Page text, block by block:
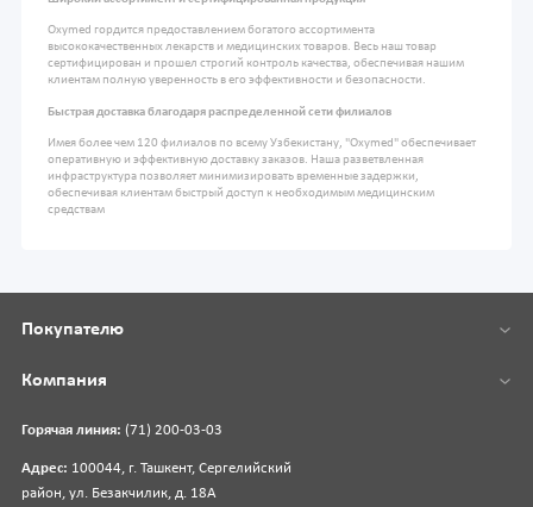
Oxymed гордится предоставлением богатого ассортимента
высококачественных лекарств и медицинских товаров. Весь наш товар
сертифицирован и прошел строгий контроль качества, обеспечивая нашим
клиентам полную уверенность в его эффективности и безопасности.
Быстрая доставка благодаря распределенной сети филиалов
Имея более чем 120 филиалов по всему Узбекистану, "Oxymed" обеспечивает
оперативную и эффективную доставку заказов. Наша разветвленная
инфраструктура позволяет минимизировать временные задержки,
обеспечивая клиентам быстрый доступ к необходимым медицинским
средствам
Горячая линия: (71) 200-03-03
Адрес: 100044, г. Ташкент, Сергелийский
район, ул. Безакчилик, д. 18А
Покупателю
Компания